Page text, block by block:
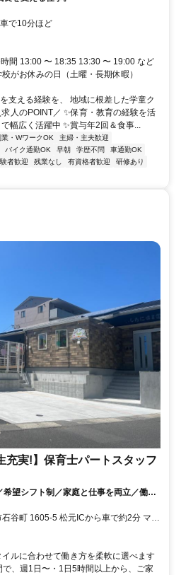
で10分ほど
間 13:00 〜 18:35 13:30 〜 19:00 など
がお休みの日（土曜・長期休暇）
支える経験を、 地域に根差した学童ク
人のPOINT／ ✨保育・教育の経験を活
幅広く活躍中 ✨賞与年2回＆食事...
業・WワークOK
主婦・主夫歓迎
バイク通勤OK 早朝 学歴不問
車通勤OK
者歓迎 残業なし 有資格者歓迎
研修あり
充実!】保育士パートスタッフ
望シフト制／家庭と仕事を両立／働き
相談可／日祝休み
駐車場は無料で使用できます。
ルに合わせて働き方を柔軟に選べます
、週1日〜・1日5時間以上から、ご家